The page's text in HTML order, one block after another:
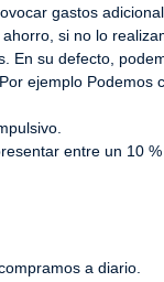
gastos
si no lo
En su defecto,
ejemplo Podemos
entre un 10
a diario.